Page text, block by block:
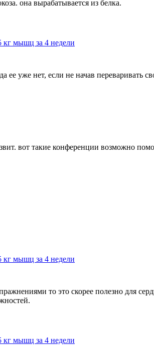
она вырабатывается из белка.
кг мышц за 4 недели
ее уже нет, если не начав переваривать
вот такие конференции возможно
кг мышц за 4 недели
то это скорее полезно для
кг мышц за 4 недели